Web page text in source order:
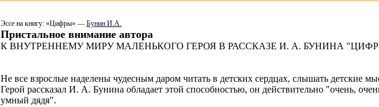
Эссе на книгу: «Цифры» — Бунин И.А.
Пристальное внимание автора
К ВНУТРЕННЕМУ МИРУ МАЛЕНЬКОГО ГЕРОЯ В РАССКАЗЕ И. А. БУНИНА
Не все взрослые наделены чудесным даром читать в детских сердцах, слышать детские
Герой рассказал И. А. Бунина обладает этой способностью, он действительно "очень,
умный дядя".